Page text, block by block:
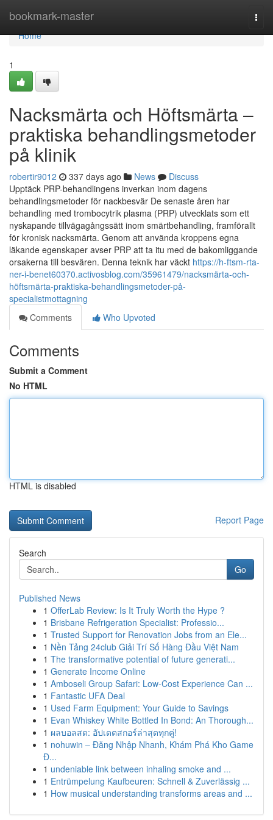
bookmark-master
Home
Home
1
Nacksmärta och Höftsmärta –
praktiska behandlingsmetoder
på klinik
robertir9012 337 days ago News
Discuss
Upptäck PRP-behandlingens inverkan inom dagens
behandlingsmetoder för nackbesvär De senaste åren har
behandling med trombocytrik plasma (PRP) utvecklats som ett
nyskapande tillvägagångssätt inom smärtbehandling, framförallt
för kronisk nacksmärta. Genom att använda kroppens egna
läkande egenskaper avser PRP att ta itu med de bakomliggande
orsakerna till besvären. Denna teknik har väckt https://h-ftsm-rta-
ner-i-benet60370.activosblog.com/35961479/nacksmärta-och-
höftsmärta-praktiska-behandlingsmetoder-på-
specialistmottagning
Comments
Who Upvoted
Comments
Submit a Comment
No HTML
HTML is disabled
Report Page
Search
Go
Published News
1 OfferLab Review: Is It Truly Worth the Hype ?
1 Brisbane Refrigeration Specialist: Professio...
1 Trusted Support for Renovation Jobs from an Ele...
1 Nền Tảng 24club Giải Trí Số Hàng Đầu Việt Nam
1 The transformative potential of future generati...
1 Generate Income Online
1 Amboseli Group Safari: Low-Cost Experience Can ...
1 Fantastic UFA Deal
1 Used Farm Equipment: Your Guide to Savings
1 Evan Whiskey White Bottled In Bond: An Thorough...
1 ผลบอลสด: อัปเดตสกอร์ล่าสุดทุกคู่!
1 nohuwin – Đăng Nhập Nhanh, Khám Phá Kho Game
Đ...
1 undeniable link between inhaling smoke and ...
1 Entrümpelung Kaufbeuren: Schnell & Zuverlässig ...
1 How musical understanding transforms areas and ...